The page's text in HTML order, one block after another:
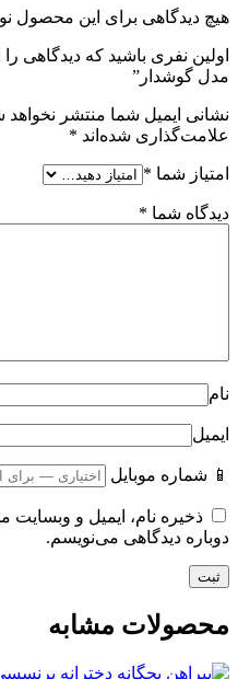
هیچ دیدگاهی برای این محصول
اولین نفری باشید که دیدگاهی
مدل گوشدار”
نشانی ایمیل شما منتشر نخواهد
علامت‌گذاری شده‌اند *
امتیاز شما *
دیدگاه شما *
نام
ایمیل
📱 شماره موبایل
ذخیره نام، ایمیل و
دوباره دیدگاهی می‌نویسم.
محصولات مشابه